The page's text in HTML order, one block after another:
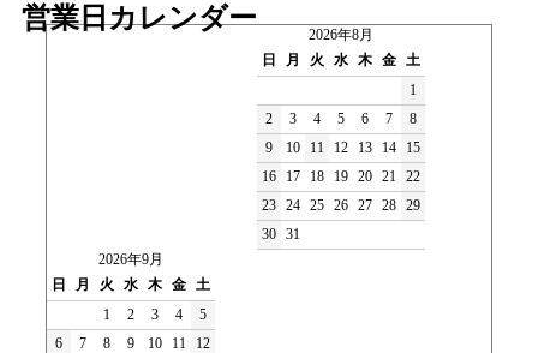
営業日カレンダー
2026年8月
日
月 火 水 木 金 土
1
2
3 4 5 6 7
8
9
10 11 12 13 14
15
16
17 18 19 20 21 22
23 24 25 26 27 28 29
30 31
2026年9月
日
月 火 水 木 金 土
1
2 3 4
5
6
7 8 9 10 11
12